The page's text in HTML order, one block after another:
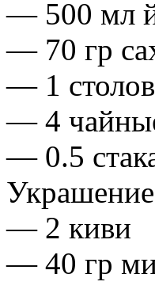
— 500 мл
— 70 гр
— 1
— 4
— 0.5
Украшение
— 2 киви
— 40 гр